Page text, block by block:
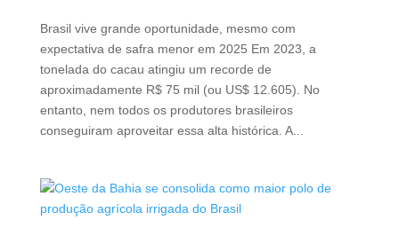
Brasil vive grande oportunidade, mesmo com
expectativa de safra menor em 2025 Em 2023, a
tonelada do cacau atingiu um recorde de
aproximadamente R$ 75 mil (ou US$ 12.605). No
entanto, nem todos os produtores brasileiros
conseguiram aproveitar essa alta histórica. A...